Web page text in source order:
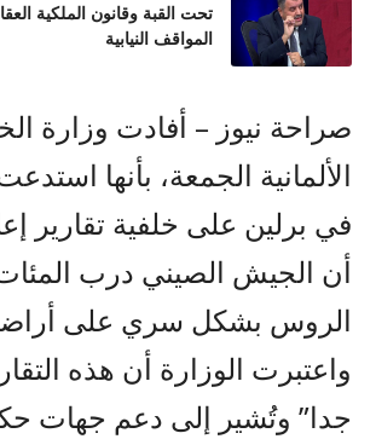
تحت القبة وقانون الملكية
المواقف النيابية
صراحة نيوز – أفادت وزارة
الألمانية الجمعة، بأنها
في برلين على خلفية تقارير
أن الجيش الصيني درب
الروس بشكل سري على
واعتبرت الوزارة أن هذه
جدا” وتُشير إلى دعم جهات